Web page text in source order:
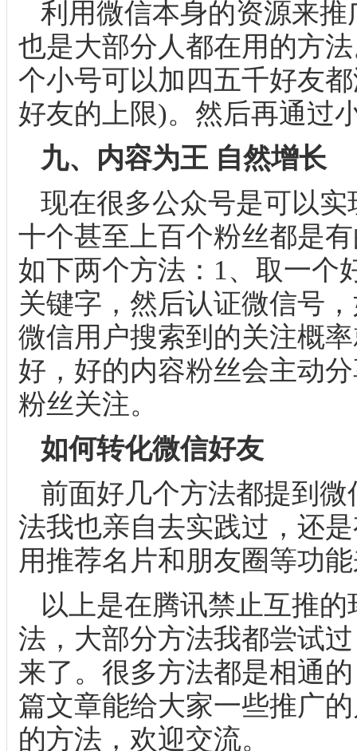
利用微信本身的资源来
也是大部分人都在用的方
个小号可以加四五千好友
好友的上限)。然后再通过
九、内容为王 自然增长
现在很多公众号是可以
十个甚至上百个粉丝都是
如下两个方法：1、取一个
关键字，然后认证微信号
微信用户搜索到的关注概
好，好的内容粉丝会主动
粉丝关注。
如何转化微信好友
前面好几个方法都提到
法我也亲自去实践过，还
用推荐名片和朋友圈等功
以上是在腾讯禁止互推
法，大部分方法我都尝试
来了。很多方法都是相通
篇文章能给大家一些推广
的方法，欢迎交流。